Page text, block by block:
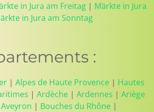
in Jura am Freitag | Märkte in Jura
in Jura am Sonntag
:
| Alpes de Haute Provence | Hautes
| Ardèche | Ardennes | Ariège
Aveyron | Bouches du Rhône |